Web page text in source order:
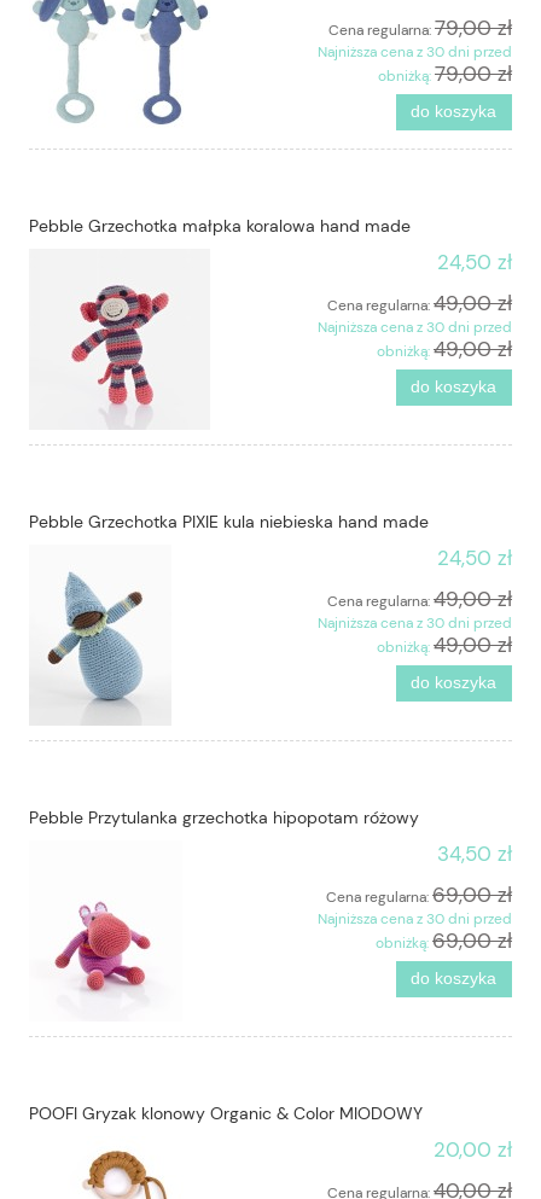
Cena regularna:79,00 zł
Najniższa cena z 30 dni przed
obniżką:79,00 zł
do koszyka
Pebble Grzechotka małpka koralowa hand made
24,50 zł
Cena regularna:49,00 zł
Najniższa cena z 30 dni przed
obniżką:49,00 zł
do koszyka
Pebble Grzechotka PIXIE kula niebieska hand made
24,50 zł
Cena regularna:49,00 zł
Najniższa cena z 30 dni przed
obniżką:49,00 zł
do koszyka
Pebble Przytulanka grzechotka hipopotam różowy
34,50 zł
Cena regularna:69,00 zł
Najniższa cena z 30 dni przed
obniżką:69,00 zł
do koszyka
POOFI Gryzak klonowy Organic & Color MIODOWY
20,00 zł
Cena regularna:40,00 zł